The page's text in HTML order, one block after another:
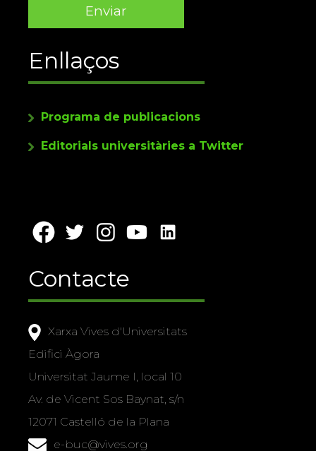
Enllaços
Programa de publicacions
Editorials universitàries a Twitter
Contacte
Xarxa Vives d'Universitats
Edifici Àgora
Universitat Jaume I, local 10
Av. de Vicent Sos Baynat, s/n
12071 Castelló de la Plana
e-buc@vives.org